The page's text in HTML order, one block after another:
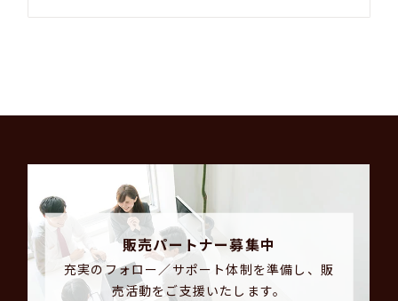
販売パートナー募集中
充実のフォロー／サポート体制を準備し、販
売活動をご支援いたします。